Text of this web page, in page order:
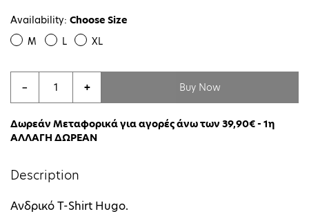
Availability: Choose Size
M L XL
− + Buy Now
Δωρεάν Μεταφορικά για αγορές άνω των 39,90€ - 1η
ΑΛΛΑΓΗ ΔΩΡΕΑΝ
Description
Ανδρικό T-Shirt Hugo.